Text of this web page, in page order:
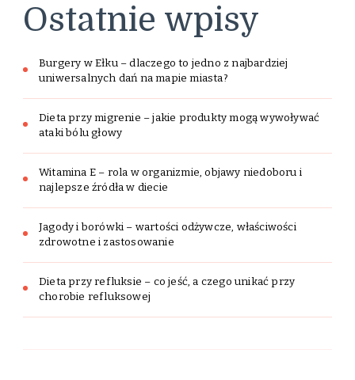
Ostatnie wpisy
Burgery w Ełku – dlaczego to jedno z najbardziej
uniwersalnych dań na mapie miasta?
Dieta przy migrenie – jakie produkty mogą wywoływać
ataki bólu głowy
Witamina E – rola w organizmie, objawy niedoboru i
najlepsze źródła w diecie
Jagody i borówki – wartości odżywcze, właściwości
zdrowotne i zastosowanie
Dieta przy refluksie – co jeść, a czego unikać przy
chorobie refluksowej